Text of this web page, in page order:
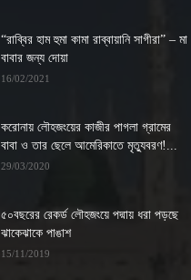
“রাব্বির হাম হুমা কামা রাব্বায়ানি সাগীরা” – মা
বাবার জন্য দোয়া
16/02/2021
করোনায় লৌহজংয়ের কাজীর পাগলা গ্রামের
বাবা ও তার ছেলে আমেরিকাতে মৃত্যুবরণ!...
29/03/2020
৫০বছরের রেকর্ড লৌহজংয়ে পদ্মায় ধরা পড়ছে
ঝাকেঝাকে পাঙাশ
15/11/2019